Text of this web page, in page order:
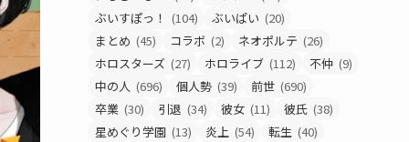
ぶいすぽっ！
(104) ぶいぱい (20)
まとめ (45) コラボ (2) ネオポルテ (26)
ホロスターズ (27) ホロライブ (112) 不仲 (9)
中の人 (696) 個人勢 (39) 前世 (690)
卒業 (30) 引退 (34) 彼女 (11) 彼氏 (38)
星めぐり学園 (13) 炎上 (54) 転生 (40)